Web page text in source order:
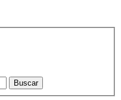
Buscar